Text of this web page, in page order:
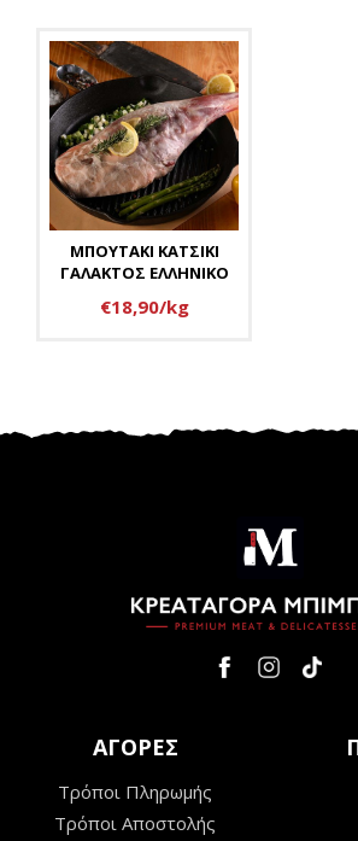
ΜΠΟΥΤΑΚΙ ΚΑΤΣΙΚΙ
ΓΑΛΑΚΤΟΣ ΕΛΛΗΝΙΚΟ
€18,90/kg
ΑΓΟΡΕΣ
Τρόποι Πληρωμής
Τρόποι Αποστολής